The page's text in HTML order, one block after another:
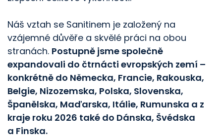
Náš vztah se Sanitinem je založený na
vzájemné důvěře a skvělé práci na obou
stranách. Postupně jsme společně
expandovali do čtrnácti evropských zemí –
konkrétně do Německa, Francie, Rakouska,
Belgie, Nizozemska, Polska, Slovenska,
Španělska, Maďarska, Itálie, Rumunska a z
kraje roku 2026 také do Dánska, Švédska
a Finska.